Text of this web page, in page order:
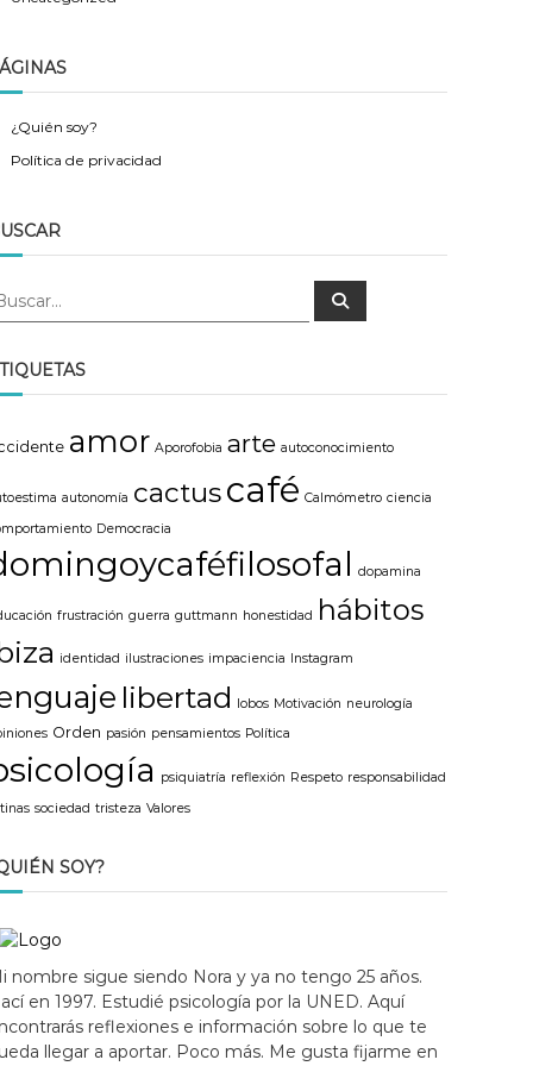
¿Quién soy?
Política de privacidad
B
amor Aporofobia arte autoconocimiento
autonomía cactuscafé Calmómetro ciencia
Democracia
dopamina
frustración guerra guttmann honestidad hábitos
identidad ilustraciones impaciencia Instagram
libertad lobos Motivación neurología
Orden pasión pensamientos Política
psiquiatría reflexión Respeto responsabilidad
sociedad tristeza Valores
SOY?
nombre sigue siendo Nora y ya no tengo 25 años.
en 1997. Estudié psicología por la UNED. Aquí
reflexiones e información sobre lo que te
llegar a aportar. Poco más. Me gusta fijarme en